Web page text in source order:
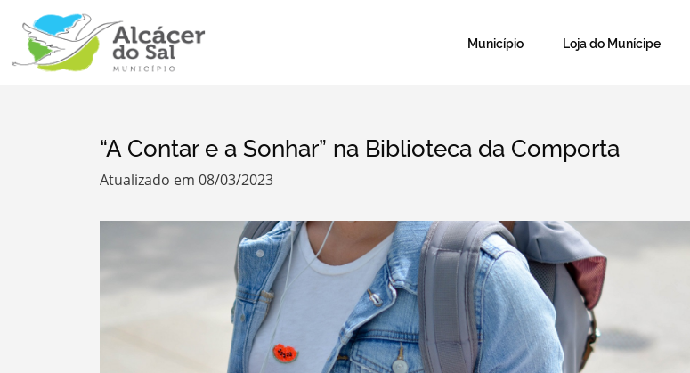
Município Loja do Munícipe
“A Contar e a Sonhar” na Biblioteca da Comporta
Atualizado em 08/03/2023